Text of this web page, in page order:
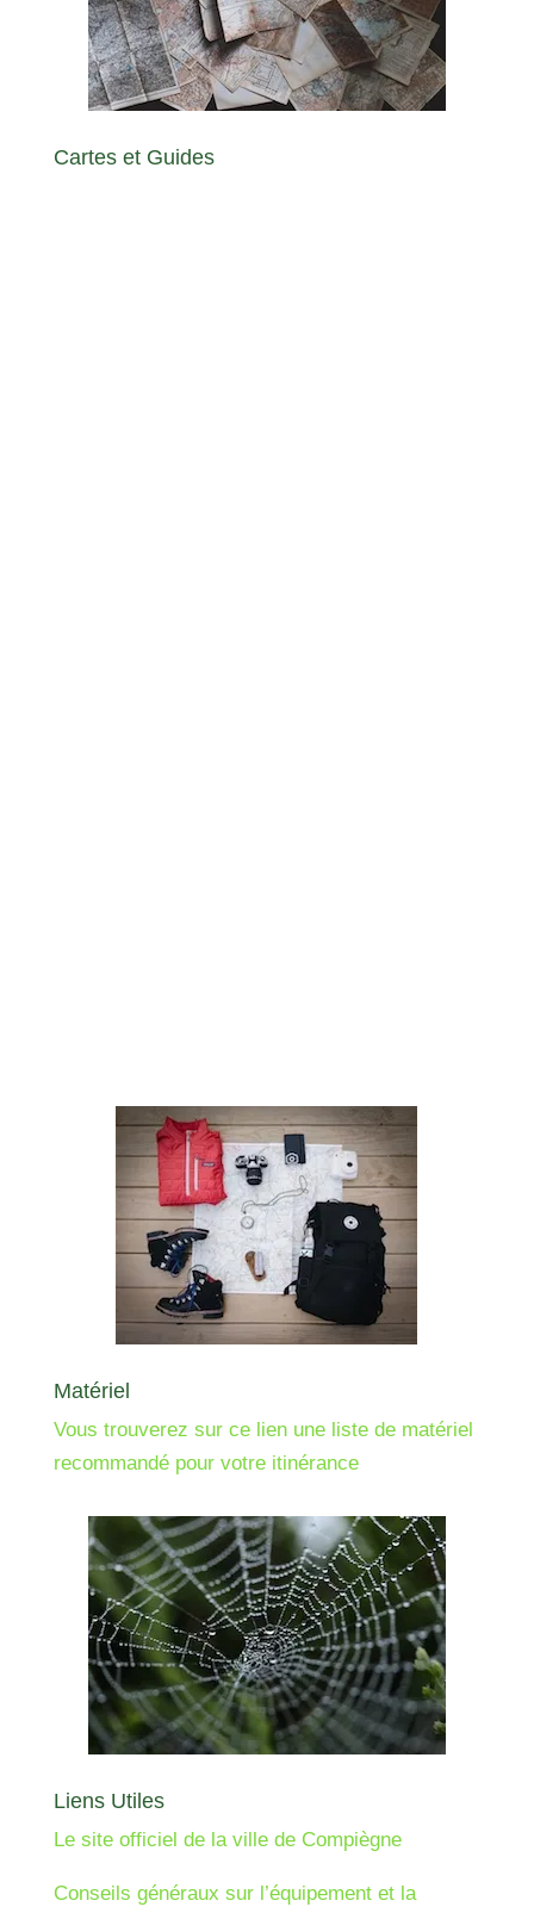
Cartes et Guides
Matériel
Vous trouverez sur ce lien une liste de matériel
recommandé pour votre itinérance
Liens Utiles
Le site officiel de la ville de Compiègne
Conseils généraux sur l’équipement et la